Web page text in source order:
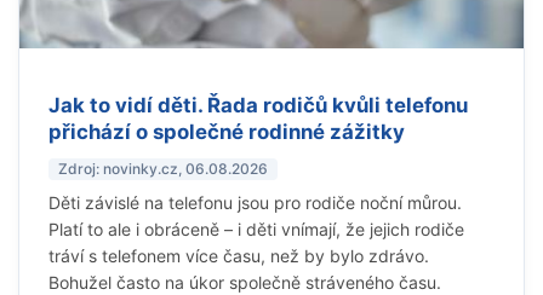
Jak to vidí děti. Řada rodičů kvůli telefonu
přichází o společné rodinné zážitky
Zdroj: novinky.cz, 06.08.2026
Děti závislé na telefonu jsou pro rodiče noční můrou.
Platí to ale i obráceně – i děti vnímají, že jejich rodiče
tráví s telefonem více času, než by bylo zdrávo.
Bohužel často na úkor společně stráveného času.